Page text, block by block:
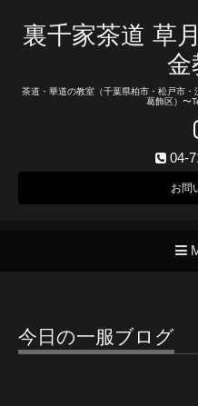
裏千家茶道 草
金
茶道・華道の教室（千葉県柏市・松戸市
葛飾区）〜
04-
お問
今日の一服ブログ